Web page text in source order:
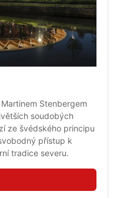
Stenbergem
soudobých
ze švédského principu
přístup k
tradice severu.